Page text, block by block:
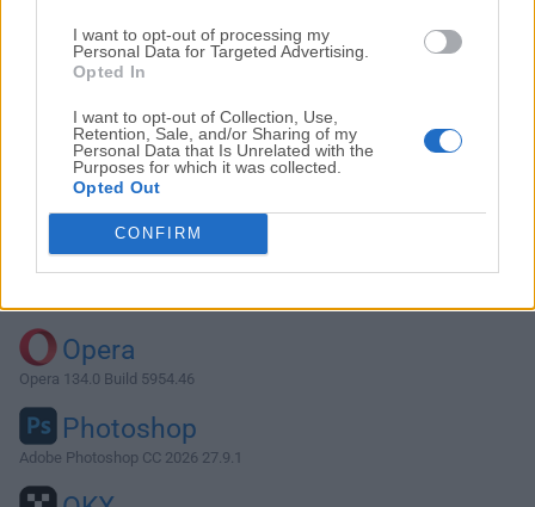
I want to opt-out of processing my
Personal Data for Targeted Advertising.
Opted In
I want to opt-out of Collection, Use,
Retention, Sale, and/or Sharing of my
Personal Data that Is Unrelated with the
Purposes for which it was collected.
Opted Out
CONFIRM
Descargar qBittorrent 1.5.5
¿Por qué se publica esta aplicación en FileHorse? (
información
Opera
Opera 134.0 Build 5954.46
Photoshop
Adobe Photoshop CC 2026 27.9.1